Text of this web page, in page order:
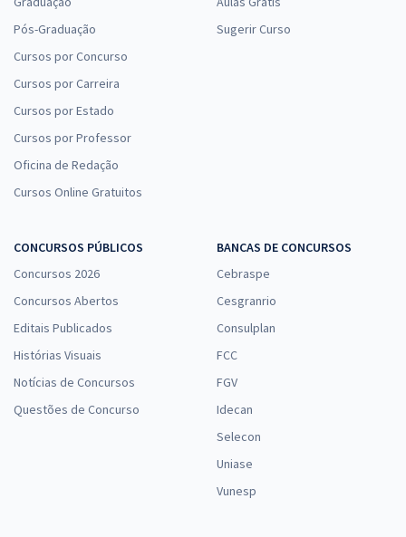
Pós-Graduação
Cursos por Concurso
Cursos por Carreira
Cursos por Estado
Cursos por Professor
Oficina de Redação
Cursos Online Gratuitos
Sugerir Curso
CONCURSOS PÚBLICOS
Concursos 2026
Concursos Abertos
Editais Publicados
Histórias Visuais
Notícias de Concursos
Questões de Concurso
BANCAS DE CONCURSOS
Cebraspe
Cesgranrio
Consulplan
FCC
FGV
Idecan
Selecon
Uniase
Vunesp